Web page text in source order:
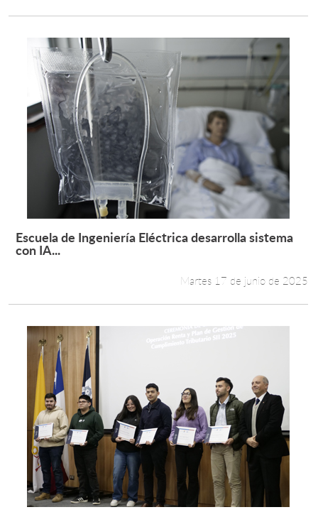
Leer más +
Escuela de Ingeniería Eléctrica desarrolla sistema
con IA...
Martes 17 de junio de 2025